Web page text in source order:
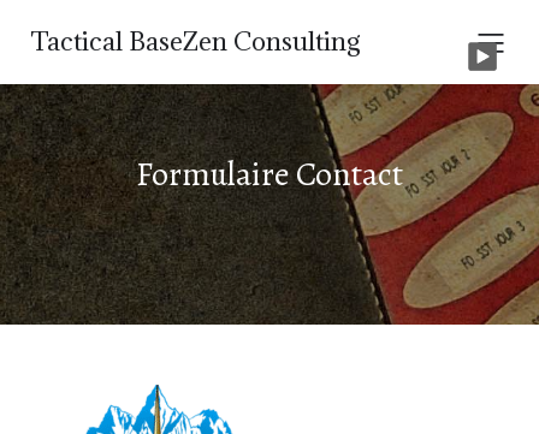
Tactical BaseZen Consulting
Formulaire Contact